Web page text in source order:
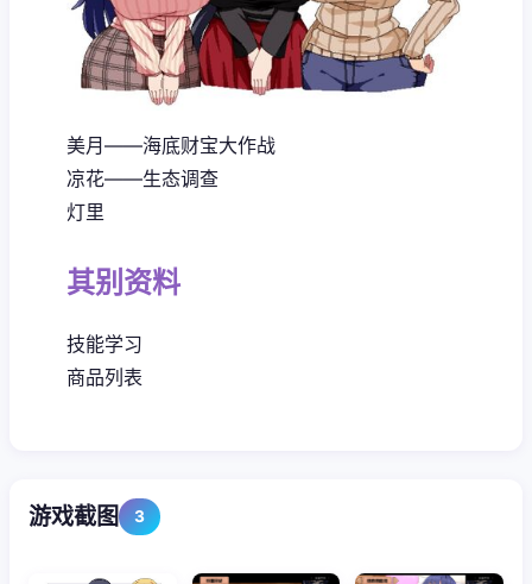
美月——海底财宝大作战
凉花——生态调查
灯里
其别资料
技能学习
商品列表
游戏截图 3